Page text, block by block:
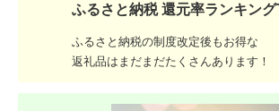
ふるさと納税 還元率ランキン
ふるさと納税の制度改定後もお得な
返礼品はまだまだたくさんあります！